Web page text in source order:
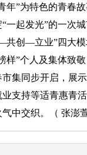
”为特色的青春故
一起发光”的一次
创—立业”四大模
样”个人及集体致
同步开启，展示
支持等适青惠青
中交织。（ 张澎萱